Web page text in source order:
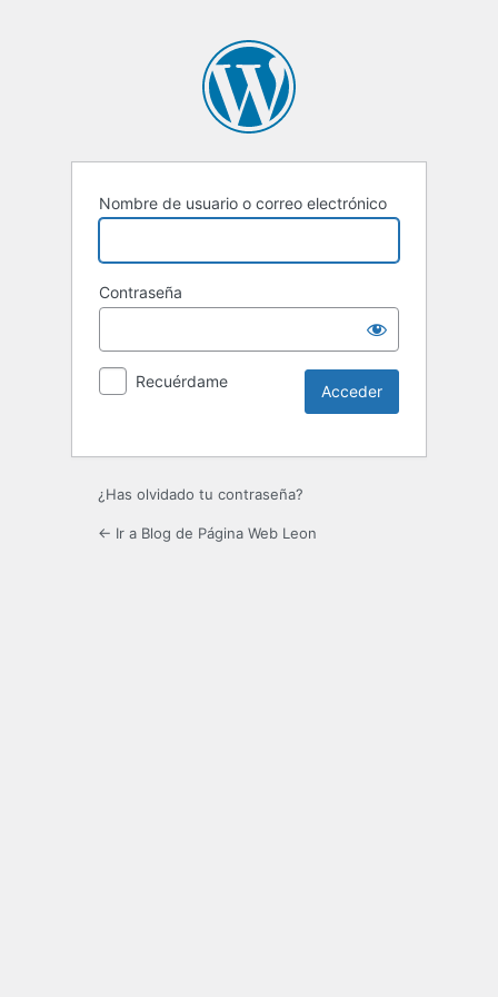
Nombre de usuario o correo electrónico
Contraseña
Recuérdame
¿Has olvidado tu contraseña?
← Ir a Blog de Página Web Leon